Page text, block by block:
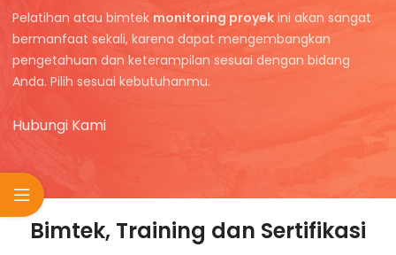
Pelatihan atau bimtek monitoring proyek ini akan sangat
bermanfaat sekali, karena dapat mengembangkan
pengetahuan dan keterampilan sesuai dengan bidang
Anda. Pilih sesuai kebutuhanmu.
Hubungi Kami
Bimtek, Training dan Sertifikasi